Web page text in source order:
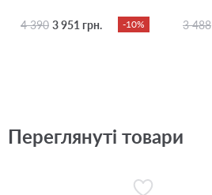
4 390 3 951 грн. -10% 3 488
Переглянуті товари